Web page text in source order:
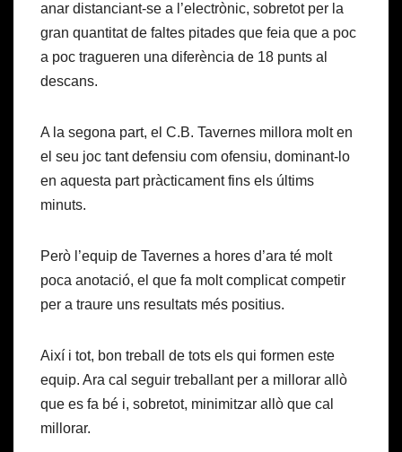
anar distanciant-se a l’electrònic, sobretot per la
gran quantitat de faltes pitades que feia que a poc
a poc tragueren una diferència de 18 punts al
descans.
A la segona part, el C.B. Tavernes millora molt en
el seu joc tant defensiu com ofensiu, dominant-lo
en aquesta part pràcticament fins els últims
minuts.
Però l’equip de Tavernes a hores d’ara té molt
poca anotació, el que fa molt complicat competir
per a traure uns resultats més positius.
Així i tot, bon treball de tots els qui formen este
equip. Ara cal seguir treballant per a millorar allò
que es fa bé i, sobretot, minimitzar allò que cal
millorar.